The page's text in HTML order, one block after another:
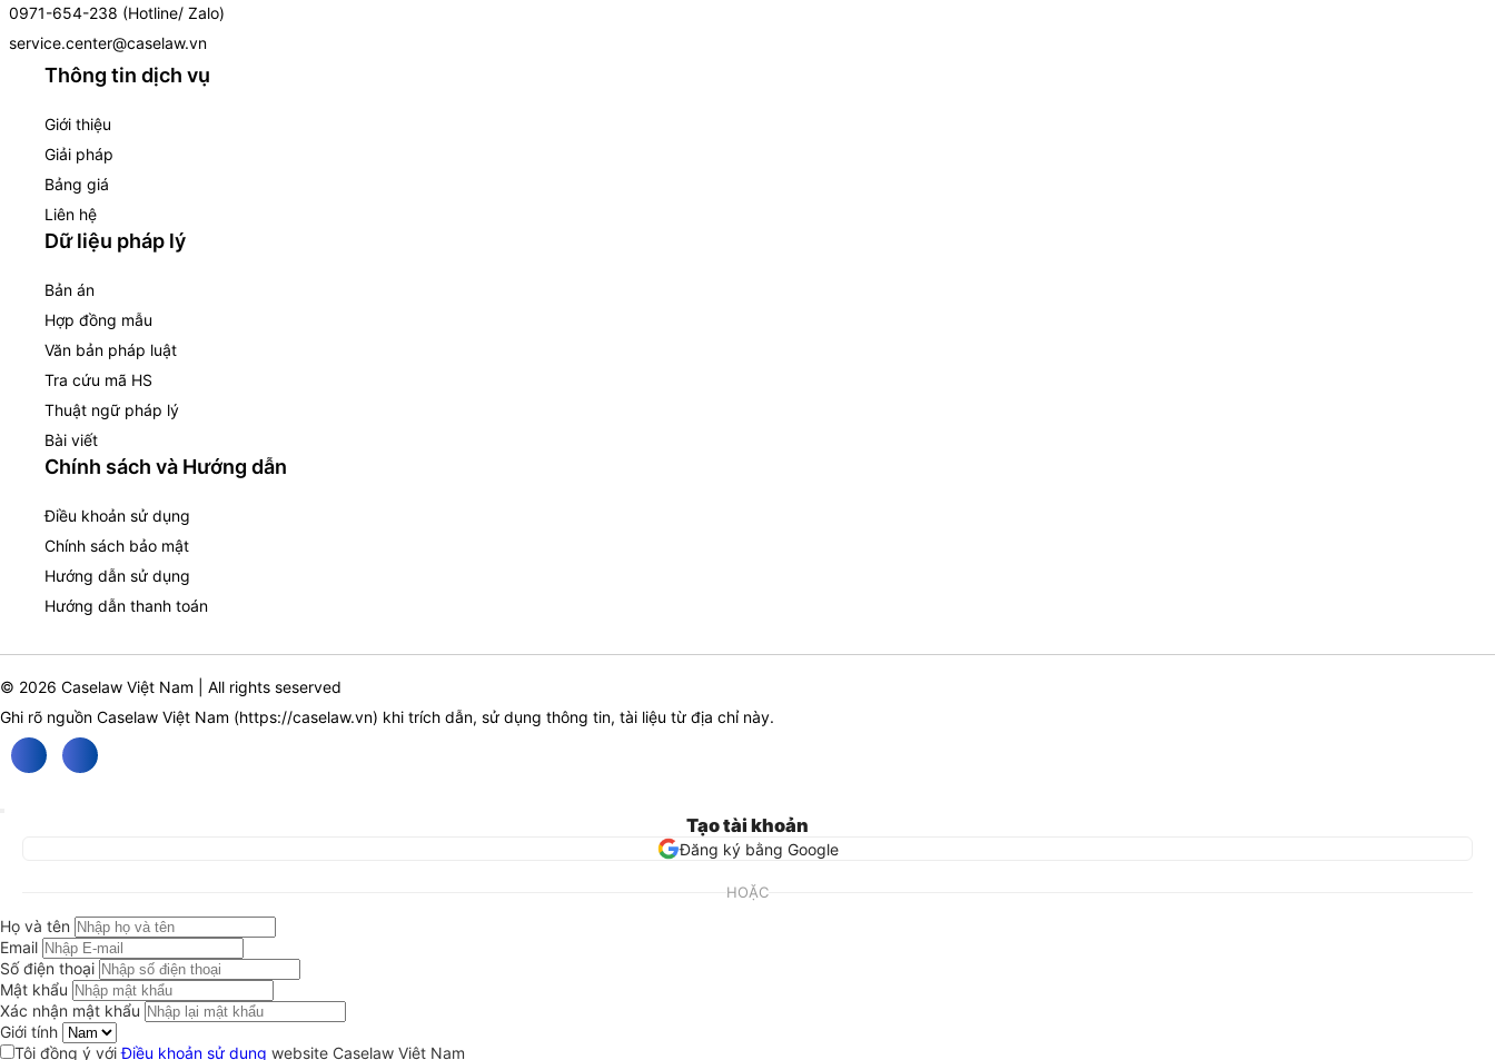
0971-654-238 (Hotline/ Zalo)
service.center@caselaw.vn
Thông tin dịch vụ
Giới thiệu
Giải pháp
Bảng giá
Liên hệ
Dữ liệu pháp lý
Bản án
Hợp đồng mẫu
Văn bản pháp luật
Tra cứu mã HS
Thuật ngữ pháp lý
Bài viết
Chính sách và Hướng dẫn
Điều khoản sử dụng
Chính sách bảo mật
Hướng dẫn sử dụng
Hướng dẫn thanh toán
© 2026 Caselaw Việt Nam | All rights seserved
Ghi rõ nguồn Caselaw Việt Nam (https://caselaw.vn) khi trích dẫn, sử dụng thông tin, tài liệu từ địa chỉ này.
Tạo tài khoản
Đăng ký bằng Google
HOẶC
Họ và tên
Email
Số điện thoại
Mật khẩu
Xác nhận mật khẩu
Giới tính
Tôi đồng ý vớiĐiều khoản sử dụng website Caselaw Việt Nam